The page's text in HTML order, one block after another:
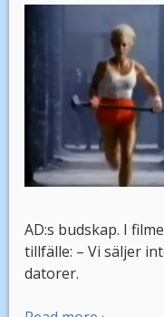
AD:s budskap. I
tillfälle: – Vi säljer
datorer.